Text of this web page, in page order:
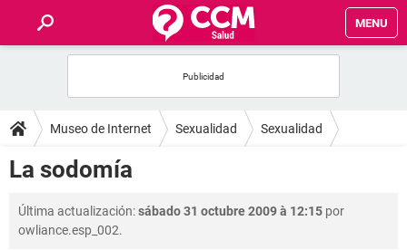
MENU
FOROS
SALUD
FAMILIA
Museo de Internet Sexualidad Sexualidad
La sodomía
Última actualización:sábado 31 octubre 2009 à 12:15 por
owliance.esp_002.